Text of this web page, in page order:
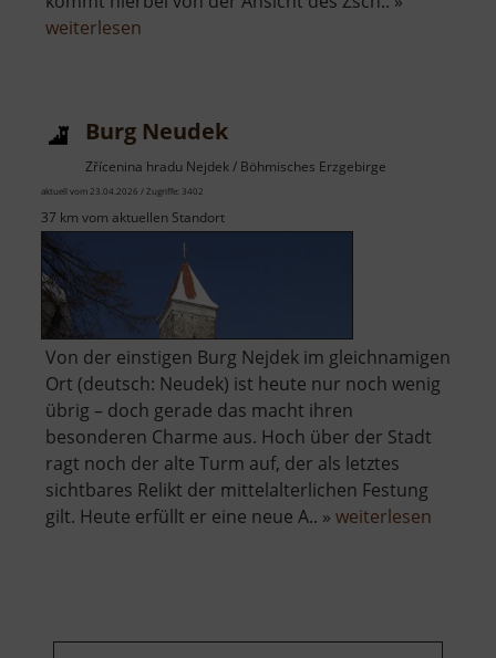
weiterlesen
Burg Neudek
Zřícenina hradu Nejdek / Böhmisches Erzgebirge
aktuell vom 23.04.2026 / Zugriffe: 3402
37 km vom aktuellen Standort
Von der einstigen Burg Nejdek im gleichnamigen
Ort (deutsch: Neudek) ist heute nur noch wenig
übrig – doch gerade das macht ihren
besonderen Charme aus. Hoch über der Stadt
ragt noch der alte Turm auf, der als letztes
sichtbares Relikt der mittelalterlichen Festung
gilt. Heute erfüllt er eine neue A.. » weiterlesen